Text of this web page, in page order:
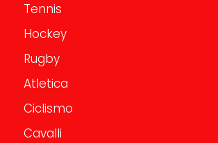
Tennis
Hockey
Rugby
Atletica
Ciclismo
Cavalli